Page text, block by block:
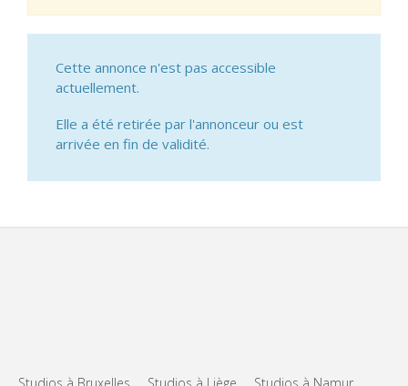
Cette annonce n'est pas accessible
actuellement.
Elle a été retirée par l'annonceur ou est
arrivée en fin de validité.